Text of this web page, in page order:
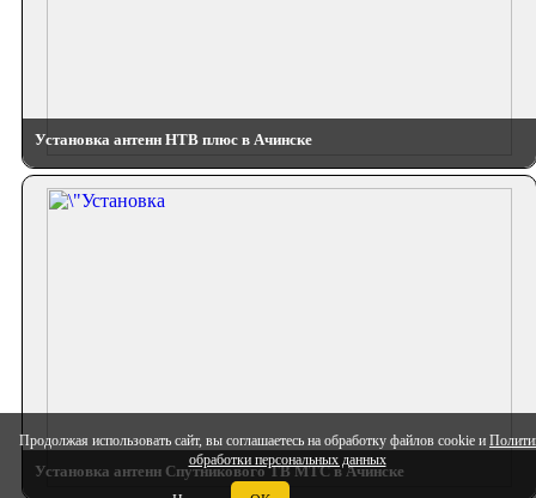
Продолжая использовать сайт, вы соглашаетесь на обработку файлов cookie и
обработки персональных данных
Установка антенн НТВ плюс в Ачинске
Установка антенн Спутникового ТВ МТС в Ачинске